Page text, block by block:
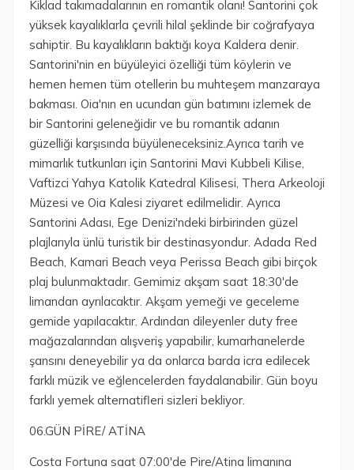
Kiklad takımadalarının en romantik olanı! Santorini çok
yüksek kayalıklarla çevrili hilal şeklinde bir coğrafyaya
sahiptir. Bu kayalıkların baktığı koya Kaldera denir.
Santorini'nin en büyüleyici özelliği tüm köylerin ve
hemen hemen tüm otellerin bu muhteşem manzaraya
bakması. Oia'nın en ucundan gün batımını izlemek de
bir Santorini geleneğidir ve bu romantik adanın
güzelliği karşısında büyüleneceksiniz.Ayrıca tarih ve
mimarlık tutkunları için Santorini Mavi Kubbeli Kilise,
Vaftizci Yahya Katolik Katedral Kilisesi, Thera Arkeoloji
Müzesi ve Oia Kalesi ziyaret edilmelidir. Ayrıca
Santorini Adası, Ege Denizi'ndeki birbirinden güzel
plajlarıyla ünlü turistik bir destinasyondur. Adada Red
Beach, Kamari Beach veya Perissa Beach gibi birçok
plaj bulunmaktadır. Gemimiz akşam saat 18:30'de
limandan ayrılacaktır. Akşam yemeği ve geceleme
gemide yapılacaktır. Ardından dileyenler duty free
mağazalarından alışveriş yapabilir, kumarhanelerde
şansını deneyebilir ya da onlarca barda icra edilecek
farklı müzik ve eğlencelerden faydalanabilir. Gün boyu
farklı yemek alternatifleri sizleri bekliyor.
06.GÜN PİRE/ ATİNA
Costa Fortuna saat 07:00'de Pire/Atina limanına